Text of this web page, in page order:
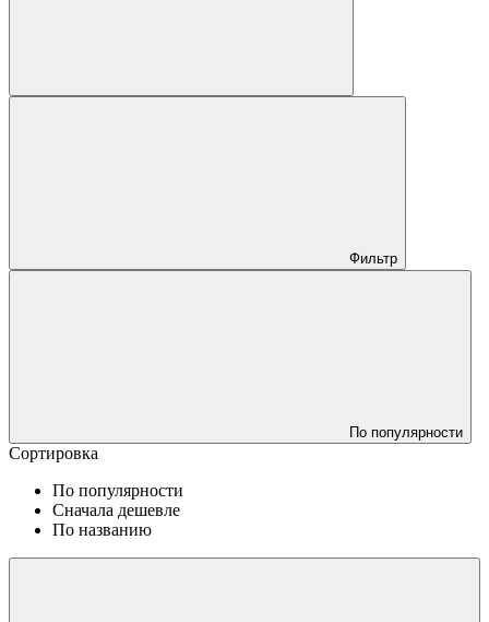
Фильтр
По популярности
Сортировка
По популярности
Сначала дешевле
По названию